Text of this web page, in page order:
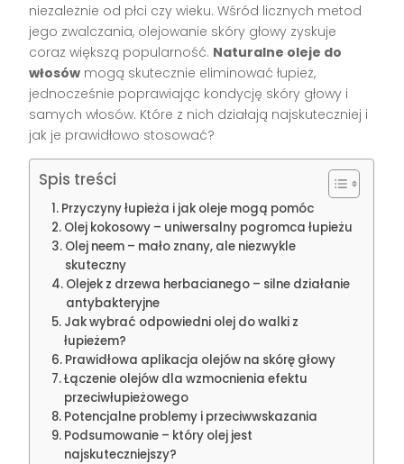
niezależnie od płci czy wieku. Wśród licznych metod
jego zwalczania, olejowanie skóry głowy zyskuje
coraz większą popularność. Naturalne oleje do
włosów mogą skutecznie eliminować łupież,
jednocześnie poprawiając kondycję skóry głowy i
samych włosów. Które z nich działają najskuteczniej i
jak je prawidłowo stosować?
Spis treści
Przyczyny łupieża i jak oleje mogą pomóc
Olej kokosowy – uniwersalny pogromca łupieżu
Olej neem – mało znany, ale niezwykle
skuteczny
Olejek z drzewa herbacianego – silne działanie
antybakteryjne
Jak wybrać odpowiedni olej do walki z
łupieżem?
Prawidłowa aplikacja olejów na skórę głowy
Łączenie olejów dla wzmocnienia efektu
przeciwłupieżowego
Potencjalne problemy i przeciwwskazania
Podsumowanie – który olej jest
najskuteczniejszy?